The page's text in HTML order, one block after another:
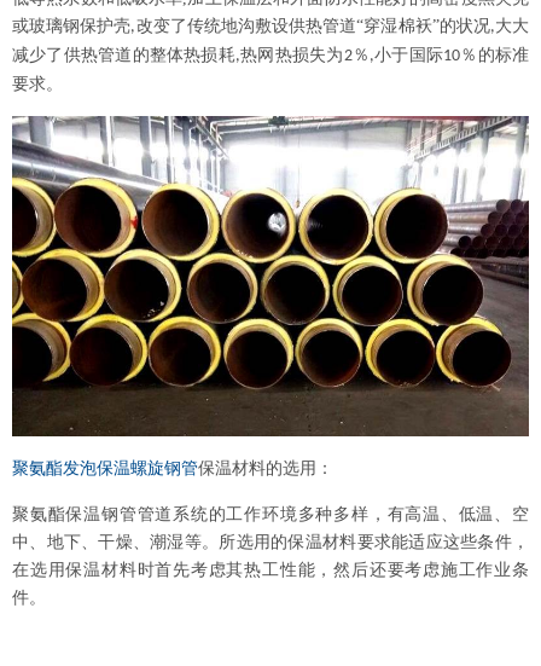
或玻璃钢保护壳,改变了传统地沟敷设供热管道“穿湿棉袄”的状况,大大
减少了供热管道的整体热损耗,热网热损失为2％ ,小于国际10％的标准
要求。
聚氨酯发泡保温螺旋钢管保温材料的选用：
聚氨酯保温钢管管道系统的工作环境多种多样，有高温、低温、空
中、地下、干燥、潮湿等。所选用的保温材料要求能适应这些条件，
在选用保温材料时首先考虑其热工性能，然后还要考虑施工作业条
件。